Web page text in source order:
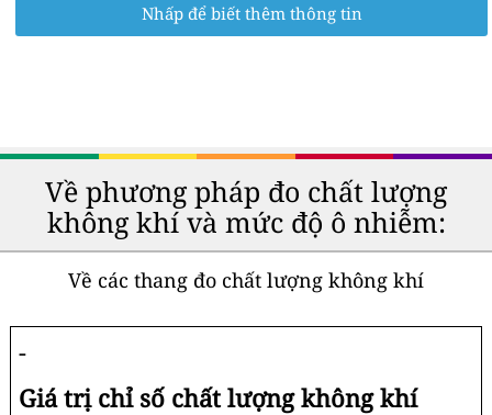
Nhấp để biết thêm thông tin
Về phương pháp đo chất lượng
không khí và mức độ ô nhiễm:
Về các thang đo chất lượng không khí
-
Giá trị chỉ số chất lượng không khí